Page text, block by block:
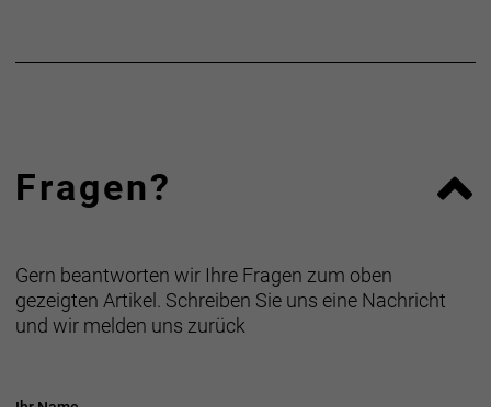
Fragen?
Gern beantworten wir Ihre Fragen zum oben
gezeigten Artikel. Schreiben Sie uns eine Nachricht
und wir melden uns zurück